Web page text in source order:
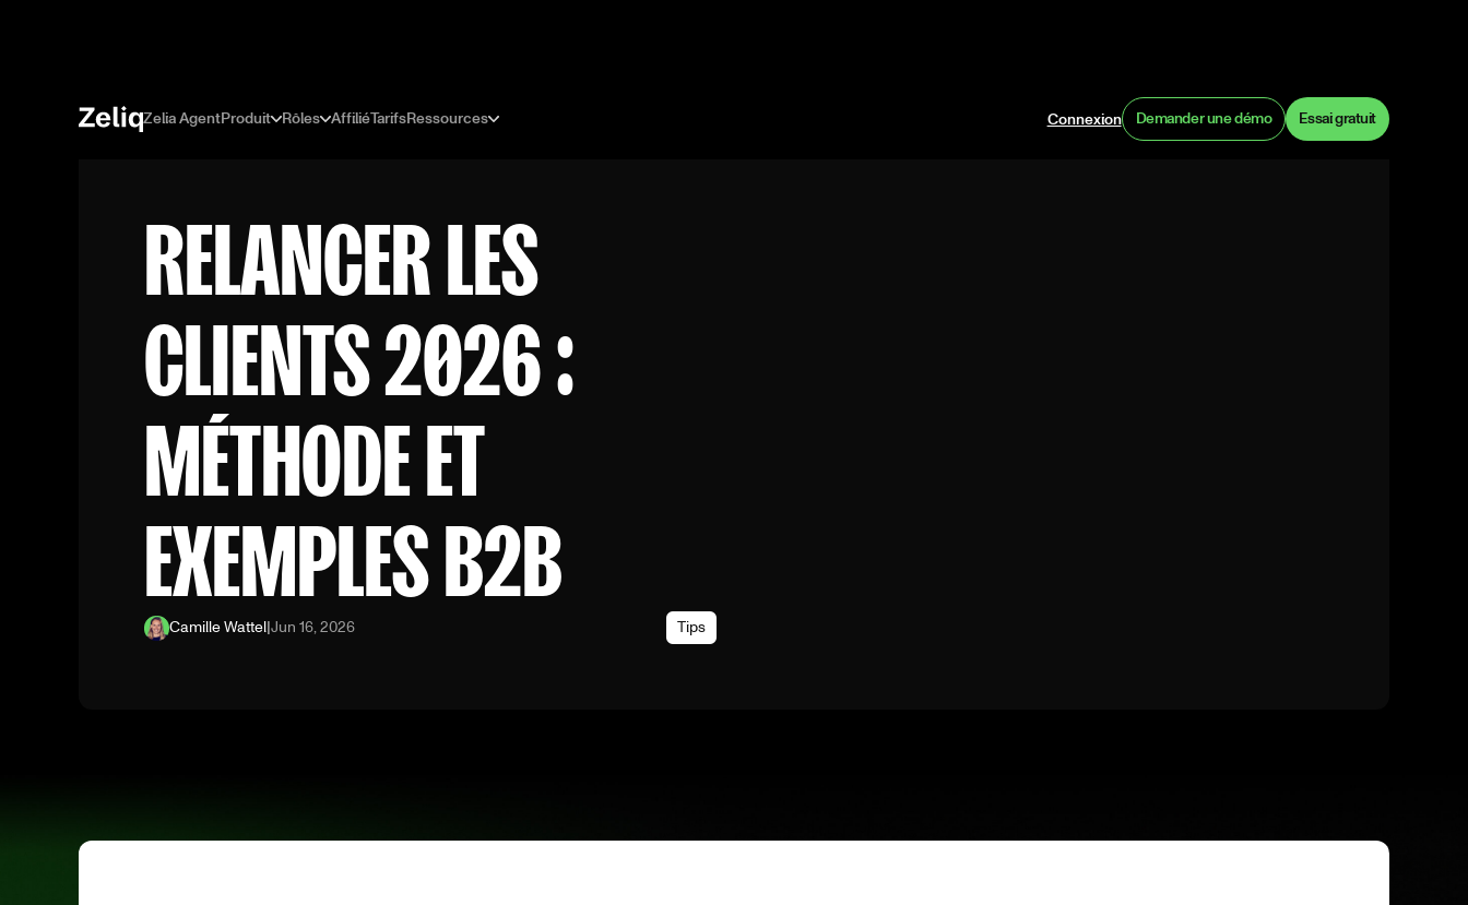
Zelia AgentProduit Rôles AffiliéTarifsRessources Connexion Demander une démo Essai gratuit
RELANCER LES
CLIENTS 2026 :
MÉTHODE ET
EXEMPLES B2B
Camille Wattel|Jun 16, 2026 Tips